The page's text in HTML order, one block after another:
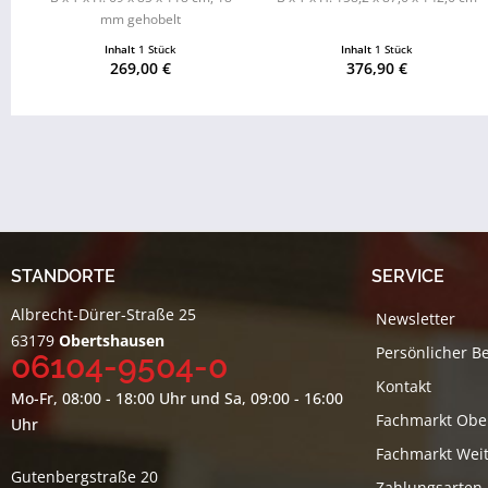
mm gehobelt
Inhalt 1 Stück
269,00 €
Inhalt 1 Stück
376,90 €
STANDORTE
Albrecht-Dürer-Straße 25
63179 Obertshausen
06104-9504-0
Mo-Fr, 08:00 - 18:00 Uhr und Sa, 09:00 - 16:00
Uhr
Gutenbergstraße 20
SERVICE
Newsletter
Persönlicher
Kontakt
Fachmarkt
Fachmarkt